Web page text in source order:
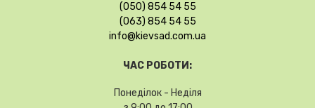
(050) 854 54 55
(063) 854 54 55
info@kievsad.com.ua
ЧАС РОБОТИ:
Понеділок - Неділя